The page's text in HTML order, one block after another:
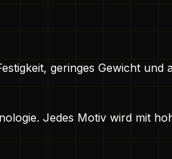
geringes Gewicht und
Jedes Motiv wird mit